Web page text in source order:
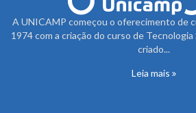
A UNICAMP começou o oferecimento de
1974 com a criação do curso de
criado...
Leia mais